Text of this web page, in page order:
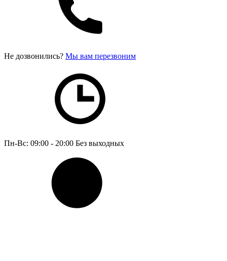
Не дозвонились? Мы вам перезвоним
Пн-Вс: 09:00 - 20:00 Без выходных